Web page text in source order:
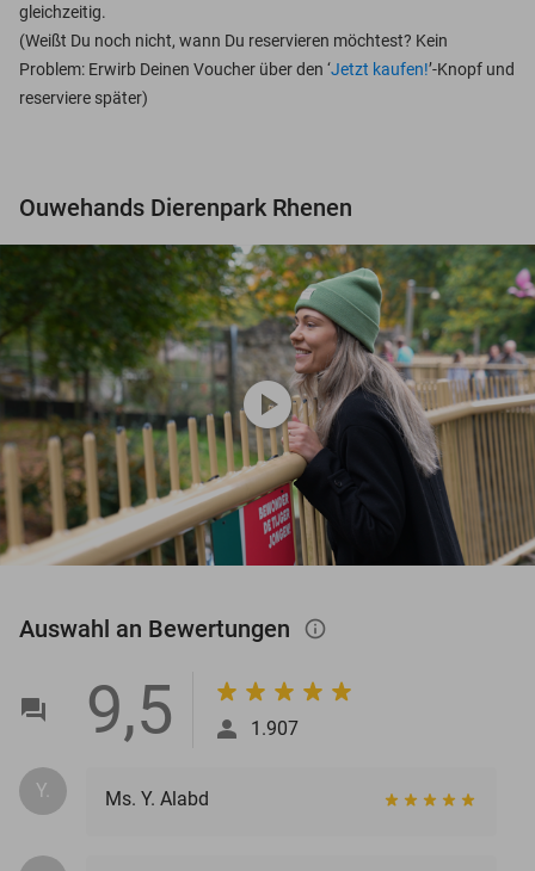
gleichzeitig.
(Weißt Du noch nicht, wann Du reservieren möchtest? Kein
Problem: Erwirb Deinen Voucher über den ‘Jetzt kaufen!’-Knopf und
reserviere später)
Ouwehands Dierenpark Rhenen
play_circle
Auswahl an Bewertungen info_outlined
9,5 1.907
Y. Ms. Y. Alabd